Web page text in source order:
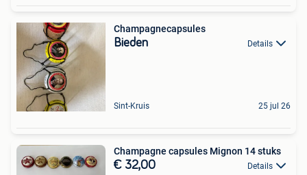
Champagnecapsules
Bieden Details
Sint-Kruis 25 jul 26
Champagne capsules Mignon 14 stuks
€ 32,00 Details